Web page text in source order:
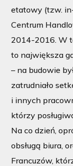
etatowy (tzw.
Centrum
2014-2016. W
to największa
– na budowie
zatrudniało
i innych
którzy
Na co dzień,
obsługą biura,
Francuzów,